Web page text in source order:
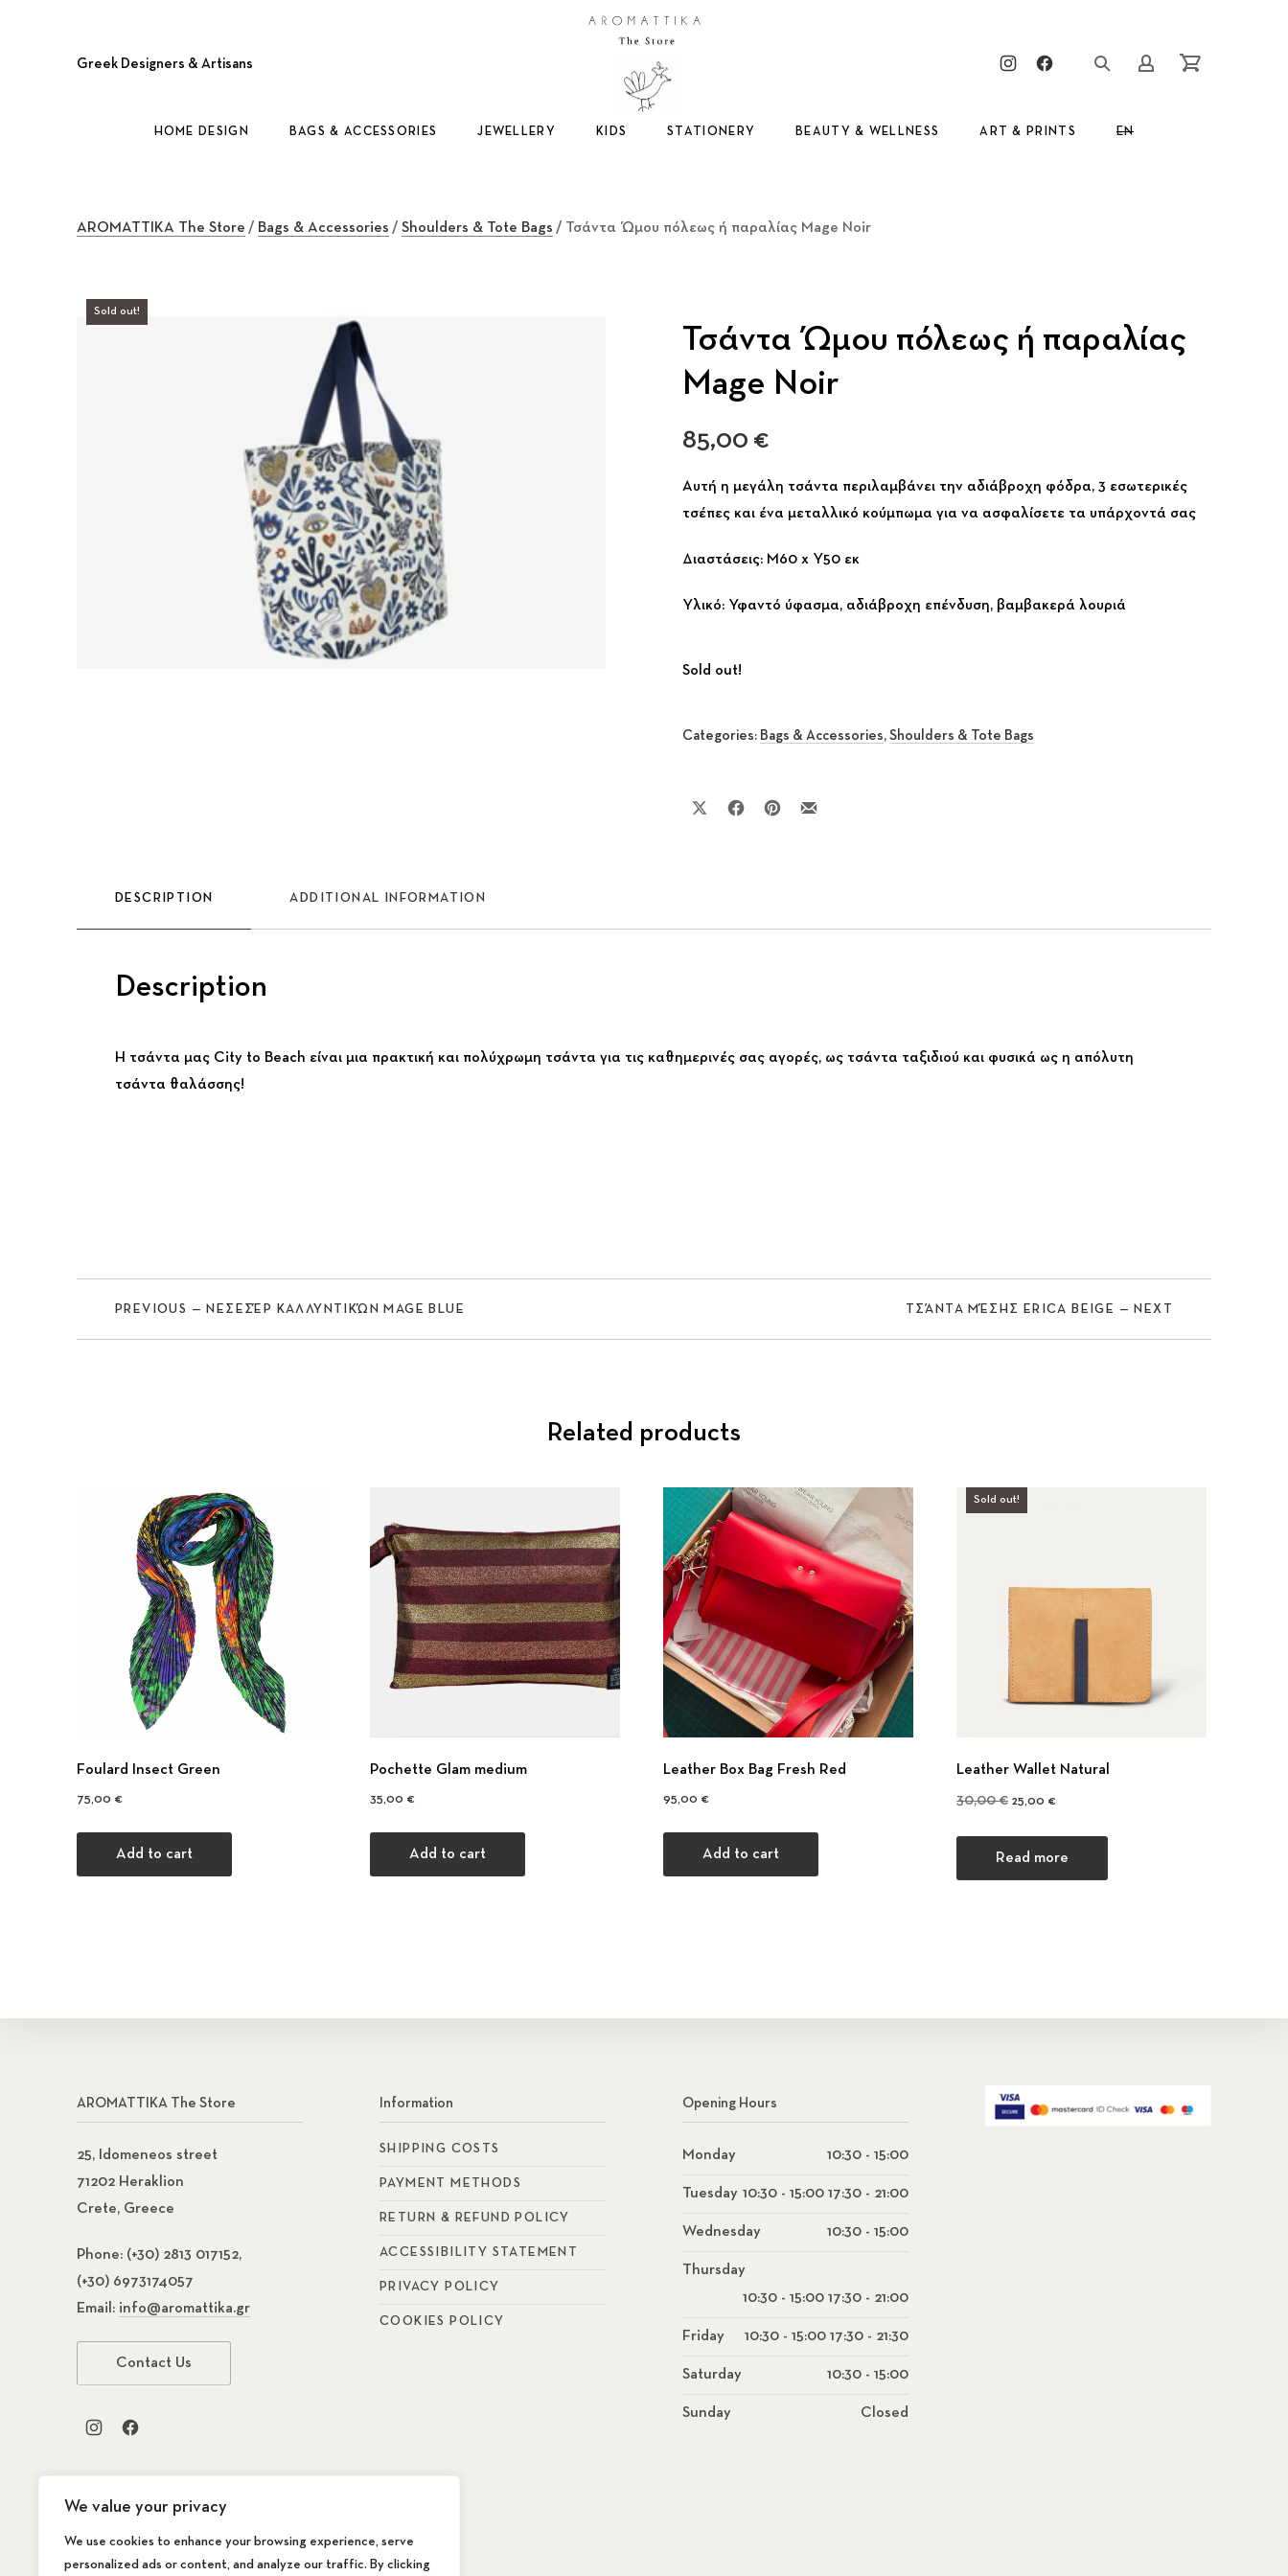
We value your privacy
We use cookies to enhance your browsing experience, serve
personalized ads or content, and analyze our traffic. By clicking
Greek Designers & Artisans
Logo New Window
New Window
HOME DESIGN BAGS & ACCESSORIES JEWELLERY KIDS STATIONERY BEAUTY & WELLNESS ART & PRINTS EN
AROMATTIKA The Store / Bags & Accessories / Shoulders & Tote Bags / Τσάντα Ώμου πόλεως ή παραλίας Mage Noir
Sold out!
Τσάντα Ώμου πόλεως ή παραλίας
Mage Noir
85,00 €
Αυτή η μεγάλη τσάντα περιλαμβάνει την αδιάβροχη φόδρα, 3 εσωτερικές
τσέπες και ένα μεταλλικό κούμπωμα για να ασφαλίσετε τα υπάρχοντά σας
Διαστάσεις: Μ60 x Υ50 εκ
Υλικό: Υφαντό ύφασμα, αδιάβροχη επένδυση, βαμβακερά λουριά
Sold out!
Categories: Bags & Accessories, Shoulders & Tote Bags
Share on XShare on Facebook
Share on Pinterest
DESCRIPTION ADDITIONAL INFORMATION
Description
Η τσάντα μας City to Beach είναι μια πρακτική και πολύχρωμη τσάντα για τις καθημερινές σας αγορές, ως τσάντα ταξιδιού και φυσικά ως η απόλυτη
τσάντα θαλάσσης!
PREVIOUS — ΝΕΣΕΣΈΡ ΚΑΛΛΥΝΤΙΚΏΝ MAGE BLUE ΤΣΆΝΤΑ ΜΈΣΗΣ ΕRICA BEIGE — NEXT
Related products
Foulard Insect Green
75,00 €
Add to cart
Pochette Glam medium
35,00 €
Add to cart
Leather Box Bag Fresh Red
95,00 €
Add to cart
Sold out!
Leather Wallet Natural
30,00€ Original price was: 30,00 €.
25,00 €
Read more
AROMATTIKA The Store
25, Idomeneos street
71202 Heraklion
Crete, Greece
Phone: (+30) 2813 017152,
(+30) 6973174057
Email: info@aromattika.gr
Contact Us
New Window
New Window
Information
SHIPPING COSTS
PAYMENT METHODS
RETURN & REFUND POLICY
ACCESSIBILITY STATEMENT
PRIVACY POLICY
COOKIES POLICY
Opening Hours
Monday 10:30 - 15:00
Tuesday 10:30 - 15:00 17:30 - 21:00
Wednesday 10:30 - 15:00
Thursday
10:30 - 15:00 17:30 - 21:00
Friday 10:30 - 15:00 17:30 - 21:30
Saturday 10:30 - 15:00
Sunday Closed